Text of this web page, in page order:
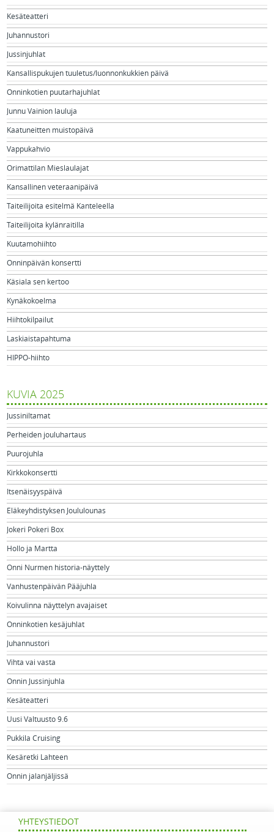
Kesäteatteri
Juhannustori
Jussinjuhlat
Kansallispukujen tuuletus/luonnonkukkien päivä
Onninkotien puutarhajuhlat
Junnu Vainion lauluja
Kaatuneitten muistopäivä
Vappukahvio
Orimattilan Mieslaulajat
Kansallinen veteraanipäivä
Taiteilijoita esitelmä Kanteleella
Taiteilijoita kylänraitilla
Kuutamohiihto
Onninpäivän konsertti
Käsiala sen kertoo
Kynäkokoelma
Hiihtokilpailut
Laskiaistapahtuma
HIPPO-hiihto
KUVIA 2025
Jussiniltamat
Perheiden jouluhartaus
Puurojuhla
Kirkkokonsertti
Itsenäisyyspäivä
Eläkeyhdistyksen Joululounas
Jokeri Pokeri Box
Hollo ja Martta
Onni Nurmen historia-näyttely
Vanhustenpäivän Pääjuhla
Koivulinna näyttelyn avajaiset
Onninkotien kesäjuhlat
Juhannustori
Vihta vai vasta
Onnin Jussinjuhla
Kesäteatteri
Uusi Valtuusto 9.6
Pukkila Cruising
Kesäretki Lahteen
Onnin jalanjäljissä
YHTEYSTIEDOT